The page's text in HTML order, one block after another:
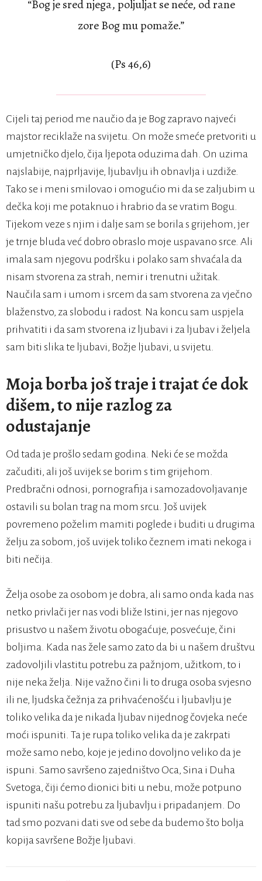
“Bog je sred njega, poljuljat se neće, od rane
zore Bog mu pomaže.”
(Ps 46,6)
Cijeli taj period me naučio da je Bog zapravo najveći
majstor reciklaže na svijetu. On može smeće pretvoriti u
umjetničko djelo, čija ljepota oduzima dah. On uzima
najslabije, najprljavije, ljubavlju ih obnavlja i uzdiže.
Tako se i meni smilovao i omogućio mi da se zaljubim u
dečka koji me potaknuo i hrabrio da se vratim Bogu.
Tijekom veze s njim i dalje sam se borila s grijehom, jer
je trnje bluda već dobro obraslo moje uspavano srce. Ali
imala sam njegovu podršku i polako sam shvaćala da
nisam stvorena za strah, nemir i trenutni užitak.
Naučila sam i umom i srcem da sam stvorena za vječno
blaženstvo, za slobodu i radost. Na koncu sam uspjela
prihvatiti i da sam stvorena iz ljubavi i za ljubav i željela
sam biti slika te ljubavi, Božje ljubavi, u svijetu.
Moja borba još traje i trajat će dok
dišem, to nije razlog za
odustajanje
Od tada je prošlo sedam godina. Neki će se možda
začuditi, ali još uvijek se borim s tim grijehom.
Predbračni odnosi, pornografija i samozadovoljavanje
ostavili su bolan trag na mom srcu. Još uvijek
povremeno poželim mamiti poglede i buditi u drugima
želju za sobom, još uvijek toliko čeznem imati nekoga i
biti nečija.
Želja osobe za osobom je dobra, ali samo onda kada nas
netko privlači jer nas vodi bliže Istini, jer nas njegovo
prisustvo u našem životu obogaćuje, posvećuje, čini
boljima. Kada nas žele samo zato da bi u našem društvu
zadovoljili vlastitu potrebu za pažnjom, užitkom, to i
nije neka želja. Nije važno čini li to druga osoba svjesno
ili ne, ljudska čežnja za prihvaćenošću i ljubavlju je
toliko velika da je nikada ljubav nijednog čovjeka neće
moći ispuniti. Ta je rupa toliko velika da je zakrpati
može samo nebo, koje je jedino dovoljno veliko da je
ispuni. Samo savršeno zajedništvo Oca, Sina i Duha
Svetoga, čiji ćemo dionici biti u nebu, može potpuno
ispuniti našu potrebu za ljubavlju i pripadanjem. Do
tad smo pozvani dati sve od sebe da budemo što bolja
kopija savršene Božje ljubavi.